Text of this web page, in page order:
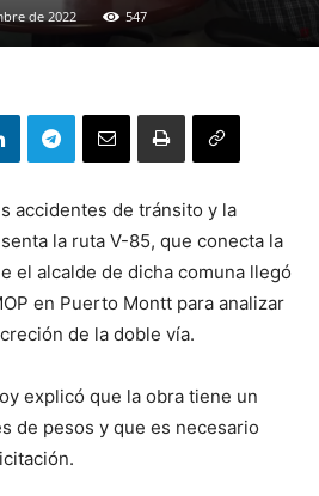
de 2022 547
accidentes de tránsito y la
la ruta V-85, que conecta la
el alcalde de dicha comuna llegó
en Puerto Montt para analizar
de la doble vía.
explicó que la obra tiene un
de pesos y que es necesario